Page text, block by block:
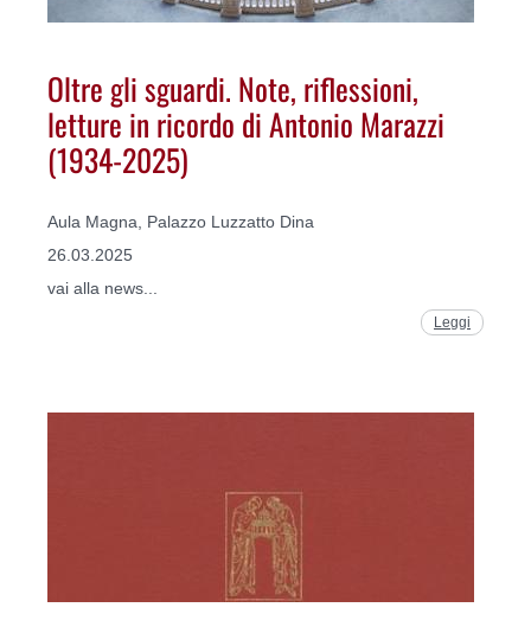
Oltre gli sguardi. Note, riflessioni,
letture in ricordo di Antonio Marazzi
(1934-2025)
Aula Magna, Palazzo Luzzatto Dina
26.03.2025
vai alla news...
Leggi